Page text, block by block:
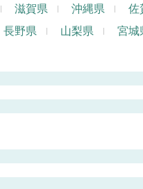
滋賀県 沖縄県
佐
長野県 山梨県
宮城